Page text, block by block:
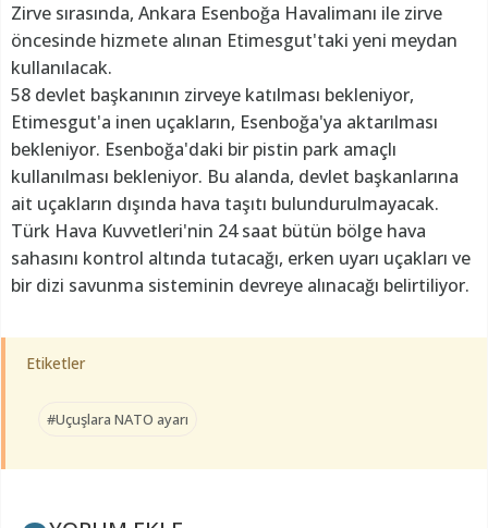
Zirve sırasında, Ankara Esenboğa Havalimanı ile zirve
öncesinde hizmete alınan Etimesgut'taki yeni meydan
kullanılacak.
58 devlet başkanının zirveye katılması bekleniyor,
Etimesgut'a inen uçakların, Esenboğa'ya aktarılması
bekleniyor. Esenboğa'daki bir pistin park amaçlı
kullanılması bekleniyor. Bu alanda, devlet başkanlarına
ait uçakların dışında hava taşıtı bulundurulmayacak.
Türk Hava Kuvvetleri'nin 24 saat bütün bölge hava
sahasını kontrol altında tutacağı, erken uyarı uçakları ve
bir dizi savunma sisteminin devreye alınacağı belirtiliyor.
Etiketler
#Uçuşlara NATO ayarı